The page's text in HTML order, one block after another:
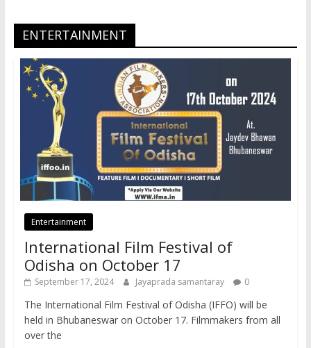
ENTERTAINMENT
Entertainment
International Film Festival of
Odisha on October 17
September 17, 2024 Jayaprada samantaray 0
The International Film Festival of Odisha (IFFO) will be
held in Bhubaneswar on October 17. Filmmakers from all
over the